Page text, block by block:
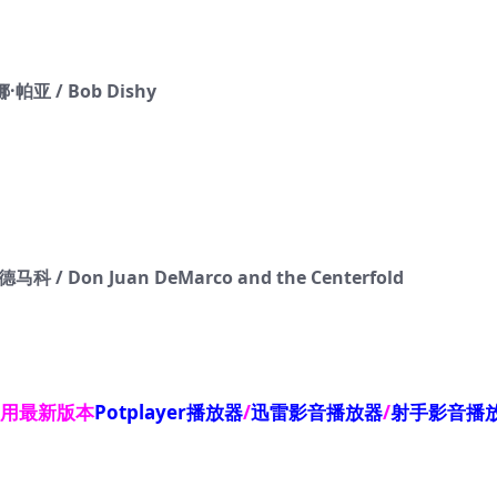
·帕亚 / Bob Dishy
马科 / Don Juan DeMarco and the Centerfold
最新版本Potplayer播放器/迅雷影音播放器/射手影音播